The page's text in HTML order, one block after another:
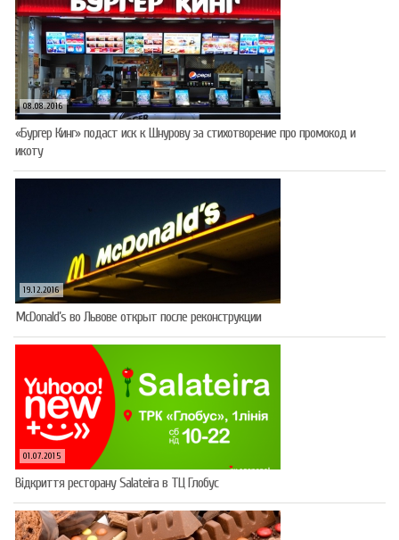
08.08.2016
«Бургер Кинг» подаст иск к Шнурову за стихотворение про промокод и
икоту
19.12.2016
McDonald’s во Львове открыт после реконструкции
01.07.2015
Відкриття ресторану Salateirа в ТЦ Глобус